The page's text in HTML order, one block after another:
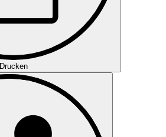
Drucken